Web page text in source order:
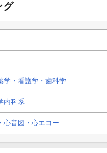
グ
学・看護学・歯科学
内科系
心音図・心エコー